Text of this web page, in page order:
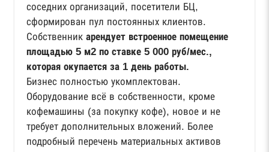
соседних организаций, посетители БЦ,
сформирован пул постоянных клиентов.
Собственник арендует встроенное помещение
площадью 5 м2 по ставке 5 000 руб/мес.,
которая окупается за 1 день работы.
Бизнес полностью укомплектован.
Оборудование всё в собственности, кроме
кофемашины (за покупку кофе), новое и не
требует дополнительных вложений. Более
подробный перечень материальных активов